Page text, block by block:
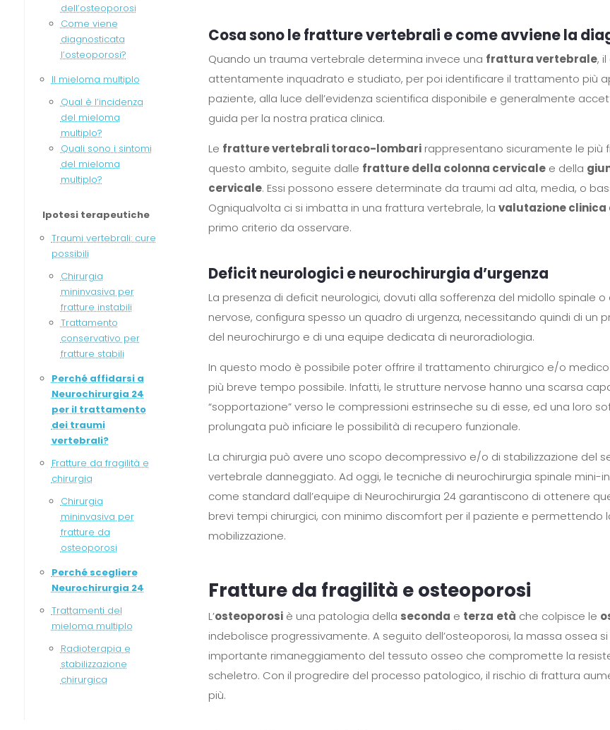
dell’osteoporosi
Come viene
diagnosticata
l’osteoporosi?
Il mieloma multiplo
Qual è l’incidenza
del mieloma
multiplo?
Quali sono i sintomi
del mieloma
multiplo?
Ipotesi terapeutiche
Traumi vertebrali: cure
possibili
Chirurgia
mininvasiva per
fratture instabili
Trattamento
conservativo per
fratture stabili
Perché affidarsi a
Neurochirurgia 24
per il trattamento
dei traumi
vertebrali?
Fratture da fragilità e
chirurgia
Chirurgia
mininvasiva per
fratture da
osteoporosi
Perché scegliere
Neurochirurgia 24
Trattamenti del
mieloma multiplo
Radioterapia e
stabilizzazione
chirurgica
Cosa sono le fratture vertebrali e come avviene la
Quando un trauma vertebrale determina invece una frattura vertebrale,
attentamente inquadrato e studiato, per poi identificare il trattamento più
paziente, alla luce dell’evidenza scientifica disponibile e generalmente
guida per la nostra pratica clinica.
Le fratture vertebrali toraco-lombari rappresentano sicuramente le più
questo ambito, seguite dalle fratture della colonna cervicale e della
cervicale. Essi possono essere determinate da traumi ad alta, media, o
Ogniqualvolta ci si imbatta in una frattura vertebrale, lavalutazione clinica
primo criterio da osservare.
Deficit neurologici e neurochirurgia d’urgenza
La presenza di deficit neurologici, dovuti alla sofferenza del midollo spinale o
nervose, configura spesso un quadro di urgenza, necessitando quindi di un
del neurochirurgo e di una equipe dedicata di neuroradiologia.
In questo modo è possibile poter offrire il trattamento chirurgico e/o
più breve tempo possibile. Infatti, le strutture nervose hanno una scarsa
“sopportazione” verso le compressioni estrinseche su di esse, ed una loro
prolungata può inficiare le possibilità di recupero funzionale.
La chirurgia può avere uno scopo decompressivo e/o di stabilizzazione del
vertebrale danneggiato. Ad oggi, le tecniche di neurochirurgia spinale mini-
come standard dall’equipe di Neurochirurgia 24 garantiscono di ottenere
brevi tempi chirurgici, con minimo discomfort per il paziente e permettendo
mobilizzazione.
Fratture da fragilità e osteoporosi
L’osteoporosi è una patologia della seconda e terza età che colpisce le
indebolisce progressivamente. A seguito dell’osteoporosi, la massa ossea
importante rimaneggiamento del tessuto osseo che compromette la
scheletro. Con il progredire del processo patologico, il rischio di frattura
più.